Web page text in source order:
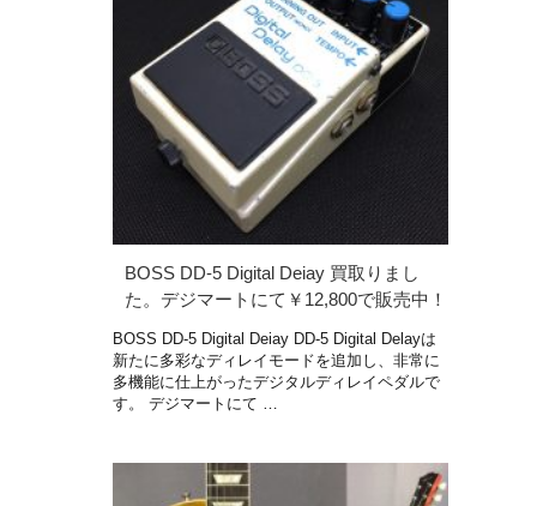
BOSS DD-5 Digital Deiay 買取りまし
た。デジマートにて￥12,800で販売中！
BOSS DD-5 Digital Deiay DD-5 Digital Delayは
新たに多彩なディレイモードを追加し、非常に
多機能に仕上がったデジタルディレイペダルで
す。 デジマートにて …